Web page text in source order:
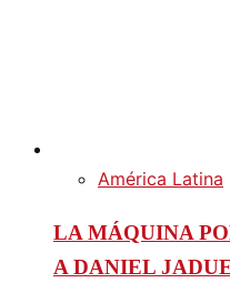
América Latina
LA MÁQUINA
A DANIEL